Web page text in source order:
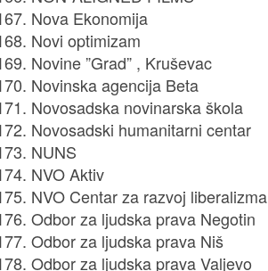
Nova Ekonomija
Novi optimizam
Novine ”Grad” , Kruševac
Novinska agencija Beta
Novosadska novinarska škola
Novosadski humanitarni centar
NUNS
NVO Aktiv
NVO Centar za razvoj liberalizma
Odbor za ljudska prava Negotin
Odbor za ljudska prava Niš
Odbor za ljudska prava Valjevo